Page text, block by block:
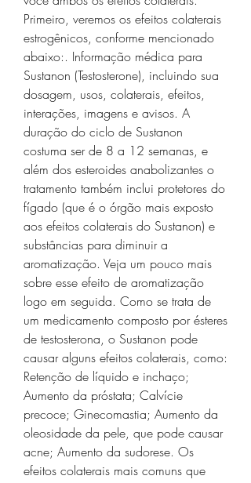
Primeiro, veremos os efeitos colaterais
estrogênicos, conforme mencionado
abaixo:. Informação médica para
Sustanon (Testosterone), incluindo sua
dosagem, usos, colaterais, efeitos,
interações, imagens e avisos. A
duração do ciclo de Sustanon
costuma ser de 8 a 12 semanas, e
além dos esteroides anabolizantes o
tratamento também inclui protetores do
fígado (que é o órgão mais exposto
aos efeitos colaterais do Sustanon) e
substâncias para diminuir a
aromatização. Veja um pouco mais
sobre esse efeito de aromatização
logo em seguida. Como se trata de
um medicamento composto por ésteres
de testosterona, o Sustanon pode
causar alguns efeitos colaterais, como:
Retenção de líquido e inchaço;
Aumento da próstata; Calvície
precoce; Ginecomastia; Aumento da
oleosidade da pele, que pode causar
acne; Aumento da sudorese. Os
efeitos colaterais mais comuns que